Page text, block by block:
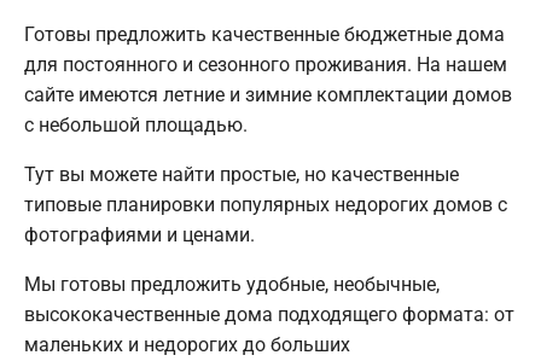
Готовы предложить качественные бюджетные дома
для постоянного и сезонного проживания. На нашем
сайте имеются летние и зимние комплектации домов
с небольшой площадью.
Тут вы можете найти простые, но качественные
типовые планировки популярных недорогих домов с
фотографиями и ценами.
Мы готовы предложить удобные, необычные,
высококачественные дома подходящего формата: от
маленьких и недорогих до больших